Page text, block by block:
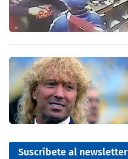
Suscríbete al newsletter